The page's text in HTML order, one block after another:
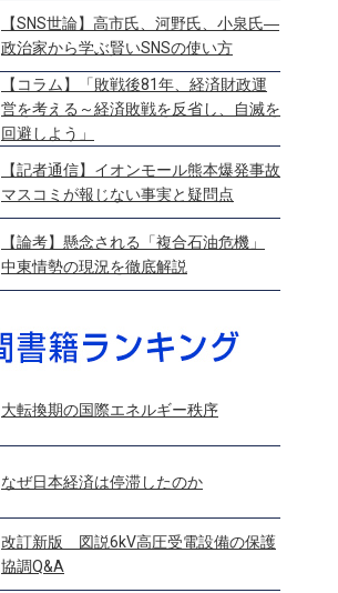
【SNS世論】高市氏、河野氏、小泉氏―
政治家から学ぶ賢いSNSの使い方
【コラム】「敗戦後81年、経済財政運
営を考える～経済敗戦を反省し、自滅を
回避しよう」
【記者通信】イオンモール熊本爆発事故
マスコミが報じない事実と疑問点
【論考】懸念される「複合石油危機」
中東情勢の現況を徹底解説
大転換期の国際エネルギー秩序
なぜ日本経済は停滞したのか
改訂新版 図説6kV高圧受電設備の保護
協調Q&A